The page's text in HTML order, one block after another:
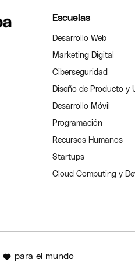
Escuelas
Desarrollo Web
Marketing Digital
Ciberseguridad
Diseño de Producto y
Desarrollo Móvil
Programación
Recursos Humanos
Startups
Cloud Computing y
para el mundo